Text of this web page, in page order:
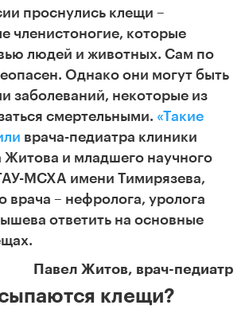
проснулись клещи –
членистоногие, которые
людей и животных. Сам по
Однако они могут быть
заболеваний, некоторые из
смертельными. «Такие
врача-педиатра клиники
Житова и младшего научного
МСХА имени Тимирязева,
врача – нефролога, уролога
ответить на основные
Павел Житов, врач-педиатр
клещи?